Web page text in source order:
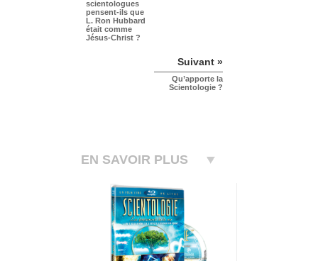
scientologues
pensent-ils que
L. Ron Hubbard
était comme
Jésus-Christ ?
Suivant »
Qu’apporte la
Scientologie ?
EN SAVOIR PLUS